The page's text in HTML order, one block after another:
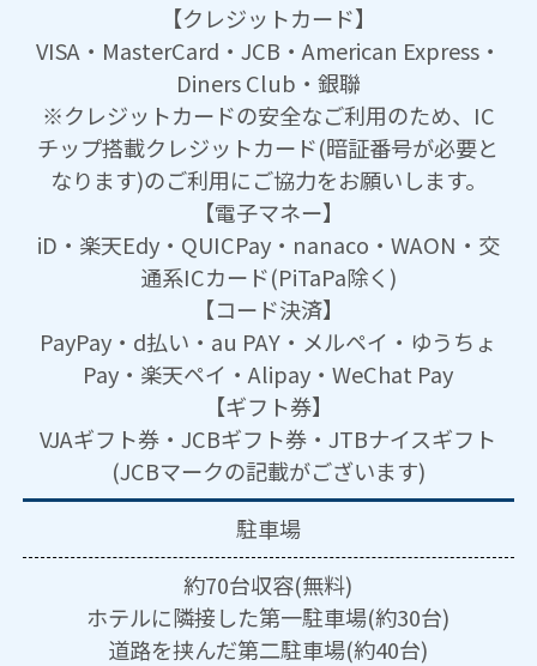
【クレジットカード】
VISA・MasterCard・JCB・American Express・
Diners Club・銀聯
※クレジットカードの安全なご利用のため、IC
チップ搭載クレジットカード(暗証番号が必要と
なります)のご利用にご協力をお願いします。
【電子マネー】
iD・楽天Edy・QUICPay・nanaco・WAON・交
通系ICカード(PiTaPa除く)
【コード決済】
PayPay・d払い・au PAY・メルペイ・ゆうちょ
Pay・楽天ペイ・Alipay・WeChat Pay
【ギフト券】
VJAギフト券・JCBギフト券・JTBナイスギフト
(JCBマークの記載がございます)
駐車場
約70台収容(無料)
ホテルに隣接した第一駐車場(約30台)
道路を挟んだ第二駐車場(約40台)